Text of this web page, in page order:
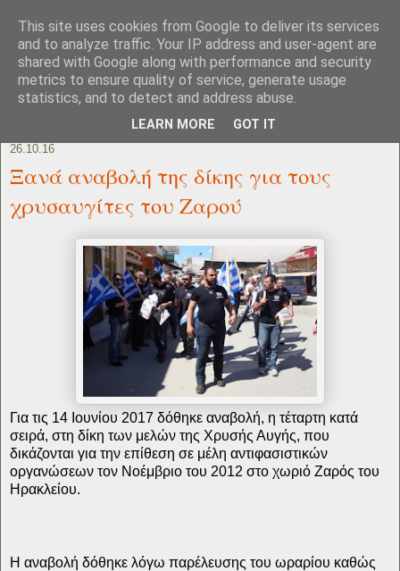
26.10.16
Ξανά αναβολή της δίκης για τους
χρυσαυγίτες του Ζαρού
Για τις 14 Ιουνίου 2017 δόθηκε αναβολή, η τέταρτη κατά
σειρά, στη δίκη των μελών της Χρυσής Αυγής, που
δικάζονται για την επίθεση σε μέλη αντιφασιστικών
οργανώσεων τον Νοέμβριο του 2012 στο χωριό Ζαρός του
Ηρακλείου.
Η αναβολή δόθηκε λόγω παρέλευσης του ωραρίου καθώς
This site uses cookies from Google to deliver its services
and to analyze traffic. Your IP address and user-agent are
shared with Google along with performance and security
metrics to ensure quality of service, generate usage
statistics, and to detect and address abuse.
LEARN MORE GOT IT